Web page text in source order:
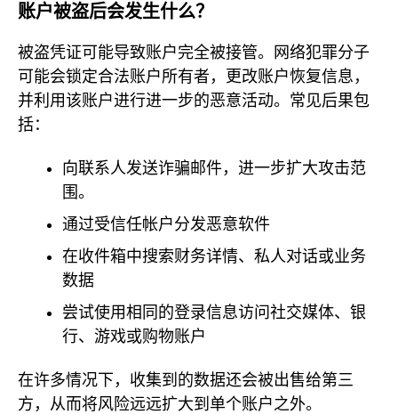
账户被盗后会发生什么？
被盗凭证可能导致账户完全被接管。网络犯罪分子
可能会锁定合法账户所有者，更改账户恢复信息，
并利用该账户进行进一步的恶意活动。常见后果包
括：
向联系人发送诈骗邮件，进一步扩大攻击范
围。
通过受信任帐户分发恶意软件
在收件箱中搜索财务详情、私人对话或业务
数据
尝试使用相同的登录信息访问社交媒体、银
行、游戏或购物账户
在许多情况下，收集到的数据还会被出售给第三
方，从而将风险远远扩大到单个账户之外。